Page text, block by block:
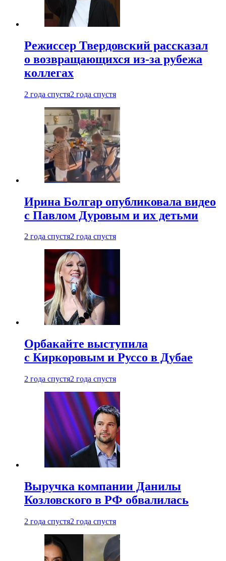
Режиссер Твердовский рассказал
о возвращающихся из-за рубежа
коллегах
2 года спустя2 года спустя
Ирина Болгар опубликовала видео
с Павлом Дуровым и их детьми
2 года спустя2 года спустя
Орбакайте выступила
с Киркоровым и Руссо в Дубае
2 года спустя2 года спустя
Выручка компании Данилы
Козловского в РФ обвалилась
2 года спустя2 года спустя